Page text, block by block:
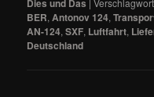
Dies und Das |
BER,Antonov 124,
AN-124,SXF, Luftfahrt,
Deutschland